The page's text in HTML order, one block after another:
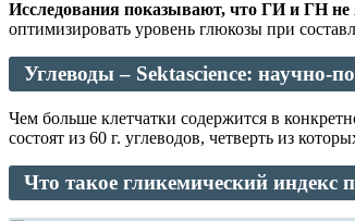
Исследования показывают, что ГИ и ГН
оптимизировать уровень глюкозы при
Углеводы – Sektascience: научно-
Чем больше клетчатки содержится в
состоят из 60 г. углеводов, четверть из
Что такое гликемический индекс